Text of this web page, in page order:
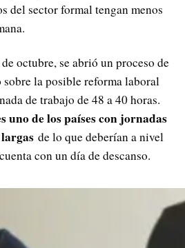
del sector formal tengan menos
octubre, se abrió un proceso de
sobre la posible reforma laboral
de trabajo de 48 a 40 horas.
uno de los países con jornadas
de lo que deberían a nivel
con un día de descanso.